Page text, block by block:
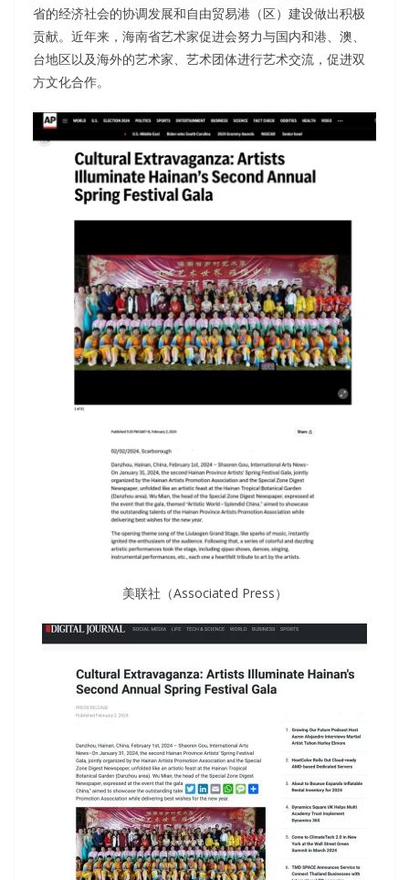
省的经济社会的协调发展和自由贸易港（区）建设做出积极
贡献。近年来，海南省艺术家促进会努力与国内和港、澳、
台地区以及海外的艺术家、艺术团体进行艺术交流，促进双
方文化合作。
美联社（Associated Press）